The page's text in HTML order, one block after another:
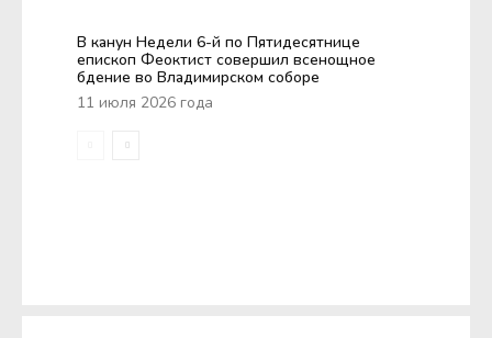
В канун Недели 6-й по Пятидесятнице
епископ Феоктист совершил всенощное
бдение во Владимирском соборе
11 июля 2026 года